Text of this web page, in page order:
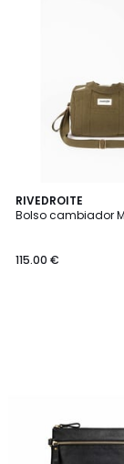
RIVEDROITE
Bolso cambiador
115.00 €